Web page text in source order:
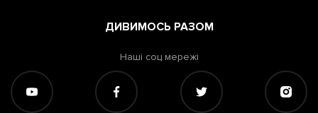
ДИВИМОСЬ РАЗОМ
Наші соц мережі